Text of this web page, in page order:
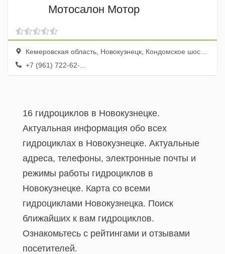
Мотосалон Мотор
Кемеровская область, Новокузнецк, Кондомское шоссе, 16
+7 (961) 722-62-...
16 гидроциклов в Новокузнецке.
Актуальная информация обо всех
гидроциклах в Новокузнецке. Актуальные
адреса, телефоны, электронные почты и
режимы работы гидроциклов в
Новокузнецке. Карта со всеми
гидроциклами Новокузнецка. Поиск
ближайших к вам гидроциклов.
Ознакомьтесь с рейтингами и отзывами
посетителей.